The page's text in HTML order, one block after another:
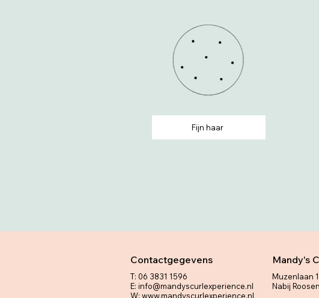
Fijn haar
Contactgegevens
​T: 06 3831 1596
E: info@mandyscurlexperience.nl
W: www.mandyscurlexperience.nl
Mandy's
Muzenlaan
Nabij